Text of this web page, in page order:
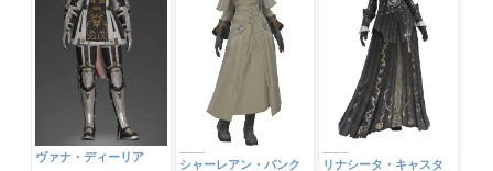
ヴァナ・ディーリア
シャーレアン・パンク
リナシータ・キャスタ